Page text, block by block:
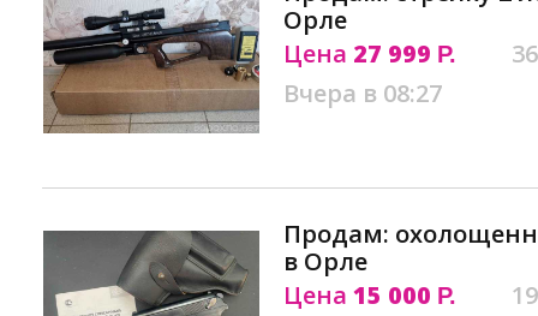
Орле
Цена 27 999 Р.
Вчера в 08:27
Продам:
в Орле
Цена 15 000 Р.